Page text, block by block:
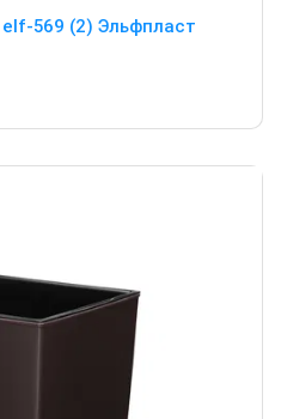
569 (2) Эльфпласт